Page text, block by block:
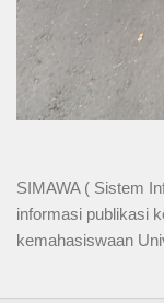
SIMAWA ( Sistem
informasi publikasi
kemahasiswaan